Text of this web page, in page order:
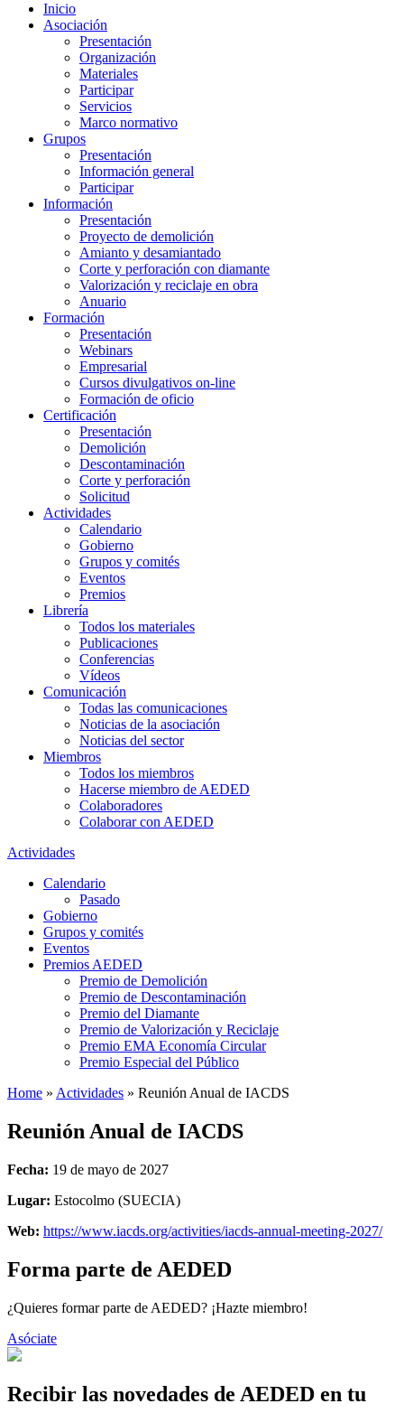
Inicio
Asociación
Presentación
Organización
Materiales
Participar
Servicios
Marco normativo
Grupos
Presentación
Información general
Participar
Información
Presentación
Proyecto de demolición
Amianto y desamiantado
Corte y perforación con diamante
Valorización y reciclaje en obra
Anuario
Formación
Presentación
Webinars
Empresarial
Cursos divulgativos on-line
Formación de oficio
Certificación
Presentación
Demolición
Descontaminación
Corte y perforación
Solicitud
Actividades
Calendario
Gobierno
Grupos y comités
Eventos
Premios
Librería
Todos los materiales
Publicaciones
Conferencias
Vídeos
Comunicación
Todas las comunicaciones
Noticias de la asociación
Noticias del sector
Miembros
Todos los miembros
Hacerse miembro de AEDED
Colaboradores
Colaborar con AEDED
Actividades
Calendario
Pasado
Gobierno
Grupos y comités
Eventos
Premios AEDED
Premio de Demolición
Premio de Descontaminación
Premio del Diamante
Premio de Valorización y Reciclaje
Premio EMA Economía Circular
Premio Especial del Público
Home » Actividades » Reunión Anual de IACDS
Reunión Anual de IACDS
Fecha: 19 de mayo de 2027
Lugar: Estocolmo (SUECIA)
Web: https://www.iacds.org/activities/iacds-annual-meeting-2027/
Forma parte de AEDED
¿Quieres formar parte de AEDED? ¡Hazte miembro!
Asóciate
Recibir las novedades de AEDED en tu